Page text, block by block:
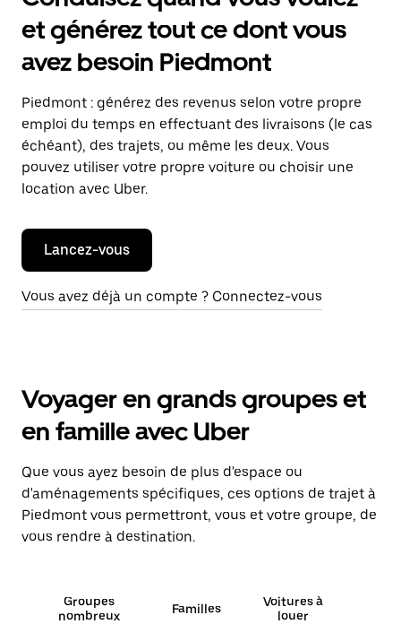
et générez tout ce dont vous
avez besoin Piedmont
Piedmont : générez des revenus selon votre propre
emploi du temps en effectuant des livraisons (le cas
échéant), des trajets, ou même les deux. Vous
pouvez utiliser votre propre voiture ou choisir une
location avec Uber.
Lancez-vous
Vous avez déjà un compte ? Connectez-vous
Voyager en grands groupes et
en famille avec Uber
Que vous ayez besoin de plus d'espace ou
d'aménagements spécifiques, ces options de trajet à
Piedmont vous permettront, vous et votre groupe, de
vous rendre à destination.
Groupes
nombreux
Familles
Voitures à
louer